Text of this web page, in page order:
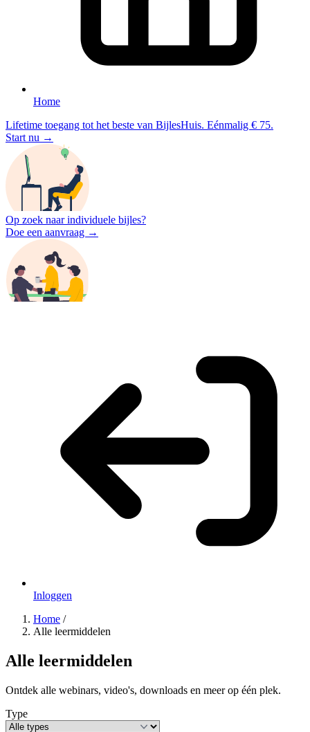
Home
Lifetime toegang tot het beste van BijlesHuis. Eénmalig € 75.
Start nu →
Op zoek naar individuele bijles?
Doe een aanvraag →
Inloggen
Home /
Alle leermiddelen
Alle leermiddelen
Ontdek alle webinars, video's, downloads en meer op één plek.
Type